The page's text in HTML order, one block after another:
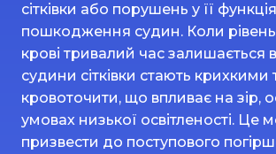
сітківки або порушень у її
пошкодження судин. Коли
крові тривалий час залишається
судини сітківки стають крихкими
кровоточити, що впливає на зір,
умовах низької освітленості. Це
призвести до поступового